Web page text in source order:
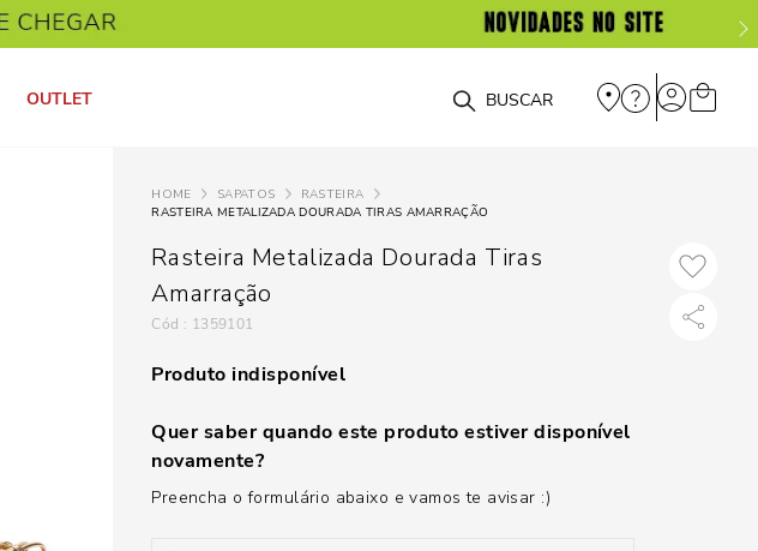
OUTLET O que você está procurando?
SAPATOS
RASTEIRA
RASTEIRA METALIZADA DOURADA TIRAS AMARRAÇÃO
Rasteira Metalizada Dourada Tiras
Amarração
: 1359101
Produto indisponível
Quer saber quando este produto estiver disponível
novamente?
Preencha o formulário abaixo e vamos te avisar :)